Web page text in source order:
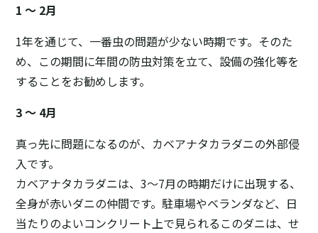
1 ～ 2月
1年を通じて、一番虫の問題が少ない時期です。そのた
め、この期間に年間の防虫対策を立て、設備の強化等を
することをお勧めします。
3 ～ 4月
真っ先に問題になるのが、カベアナタカラダニの外部侵
入です。
カベアナタカラダニは、3～7月の時期だけに出現する、
全身が赤いダニの仲間です。駐車場やベランダなど、日
当たりのよいコンクリート上で見られるこのダニは、せ